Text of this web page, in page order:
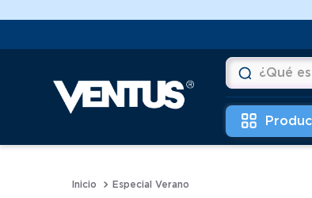
¿Qué estas
Especial Verano
Términos